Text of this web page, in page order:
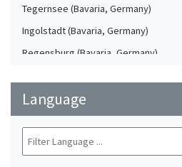
Tegernsee (Bavaria, Germany)
Ingolstadt (Bavaria, Germany)
Regensburg (Bavaria, Germany)
Eichstätt (Bavaria, Germany)
Altötting (Bavaria, Germany)
Braunau am Inn (Upper Austria, Austria)
Language